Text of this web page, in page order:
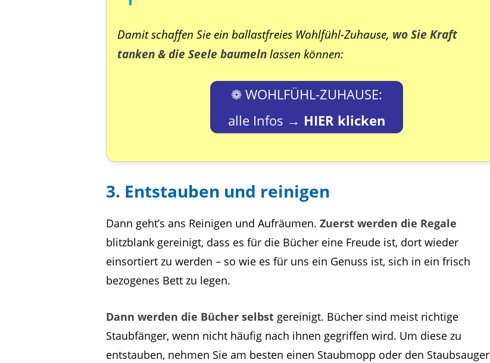
Damit schaffen Sie ein ballastfreies Wohlfühl-Zuhause, wo Sie Kraft
tanken & die Seele baumeln lassen können:
❁ WOHLFÜHL-ZUHAUSE:
alle Infos → HIER klicken
3. Entstauben und reinigen
Dann geht’s ans Reinigen und Aufräumen. Zuerst werden die Regale
blitzblank gereinigt, dass es für die Bücher eine Freude ist, dort wieder
einsortiert zu werden – so wie es für uns ein Genuss ist, sich in ein frisch
bezogenes Bett zu legen.
Dann werden die Bücher selbst gereinigt. Bücher sind meist richtige
Staubfänger, wenn nicht häufig nach ihnen gegriffen wird. Um diese zu
entstauben, nehmen Sie am besten einen Staubmopp oder den Staubsauger